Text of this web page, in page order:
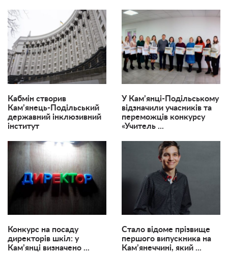
Кабмін створив
Кам’янець-Подільський
державний інклюзивний
інститут
​У Кам’янці-Подільському
відзначили учасників та
переможців конкурсу
«Учитель ...
Конкурс на посаду
директорів шкіл: у
Кам’янці визначено ...
Стало відоме прізвище
першого випускника на
Кам’янеччині, який ...